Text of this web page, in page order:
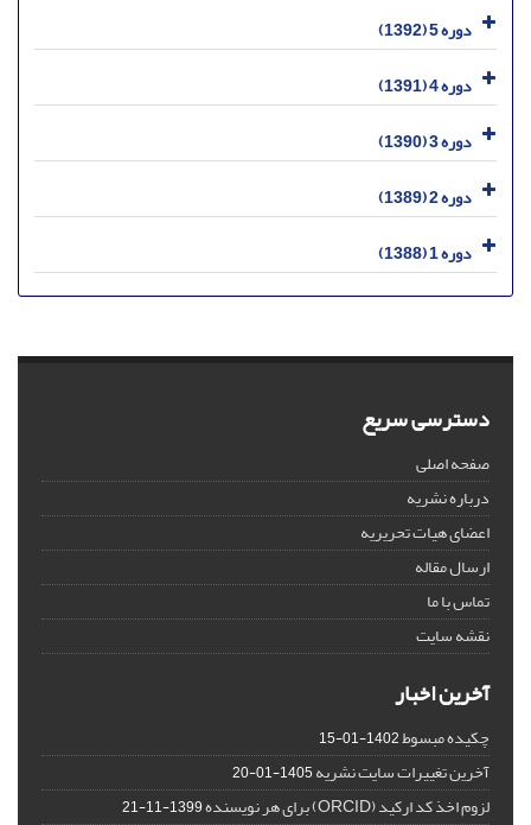
دوره 5 (1392)
دوره 4 (1391)
دوره 3 (1390)
دوره 2 (1389)
دوره 1 (1388)
دسترسی سریع
صفحه اصلی
درباره نشریه
اعضای هیات تحریریه
ارسال مقاله
تماس با ما
نقشه سایت
آخرین اخبار
چکیده مبسوط1402-01-15
آخرین تغییرات سایت نشریه1405-01-20
لزوم اخذ کد ارکید (ORCID) برای هر نویسنده 1399-11-21